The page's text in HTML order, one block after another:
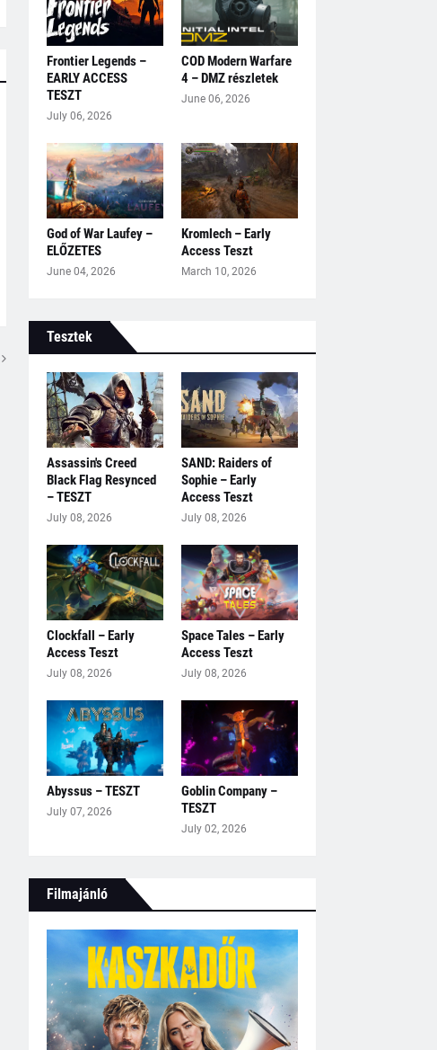
Frontier Legends –
EARLY ACCESS
TESZT
July 06, 2026
COD Modern Warfare
4 – DMZ részletek
June 06, 2026
God of War Laufey –
ELŐZETES
June 04, 2026
Kromlech – Early
Access Teszt
March 10, 2026
Tesztek
Assassin's Creed
Black Flag Resynced
– TESZT
July 08, 2026
SAND: Raiders of
Sophie – Early
Access Teszt
July 08, 2026
Clockfall – Early
Access Teszt
July 08, 2026
Space Tales – Early
Access Teszt
July 08, 2026
Abyssus – TESZT
July 07, 2026
Goblin Company –
TESZT
July 02, 2026
Filmajánló